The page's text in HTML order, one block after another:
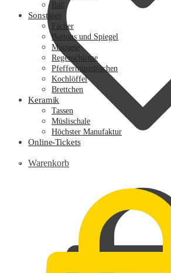
Warenkorb
Ball
Sonstiges
Fächer
Buttons und Spiegel
Magnete
Regenschirme
Pfefferminzdöschen
Kochlöffel
Brettchen
Keramik
Tassen
Müslischale
Höchster Manufaktur
Online-Tickets
0,00